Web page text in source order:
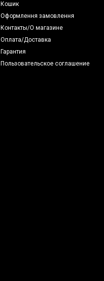
Кошик
Оформлення замовлення
Контакты/О магазине
Оплата/Доставка
Гарантия
Пользовательское соглашение